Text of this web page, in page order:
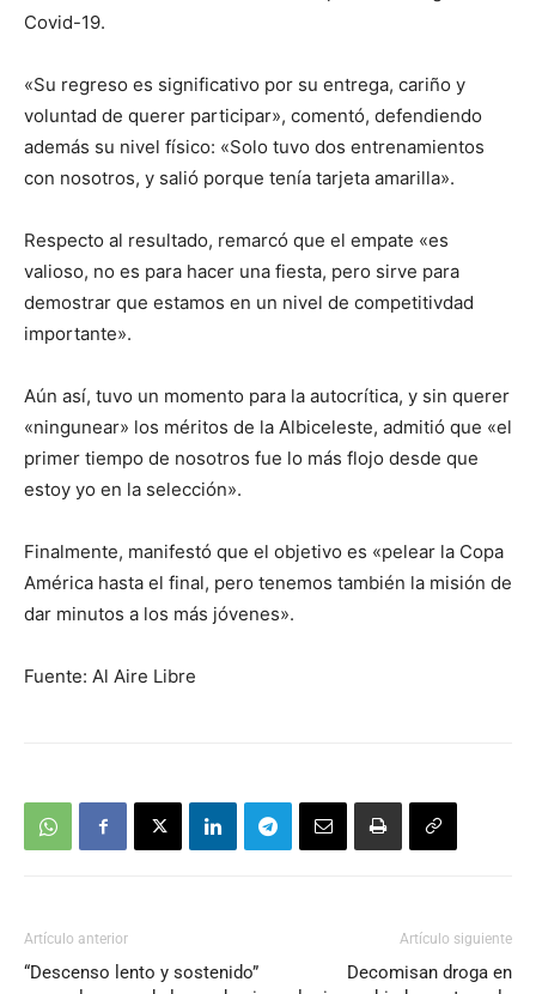
Covid-19.
«Su regreso es significativo por su entrega, cariño y
voluntad de querer participar», comentó, defendiendo
además su nivel físico: «Solo tuvo dos entrenamientos
con nosotros, y salió porque tenía tarjeta amarilla».
Respecto al resultado, remarcó que el empate «es
valioso, no es para hacer una fiesta, pero sirve para
demostrar que estamos en un nivel de competitivdad
importante».
Aún así, tuvo un momento para la autocrítica, y sin querer
«ningunear» los méritos de la Albiceleste, admitió que «el
primer tiempo de nosotros fue lo más flojo desde que
estoy yo en la selección».
Finalmente, manifestó que el objetivo es «pelear la Copa
América hasta el final, pero tenemos también la misión de
dar minutos a los más jóvenes».
Fuente: Al Aire Libre
Artículo anterior
“Descenso lento y sostenido”
Artículo siguiente
Decomisan droga en